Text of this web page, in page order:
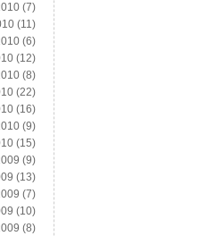
(7)
(11)
(6)
(12)
(8)
(22)
(16)
(9)
(15)
(9)
(13)
(7)
(10)
(8)